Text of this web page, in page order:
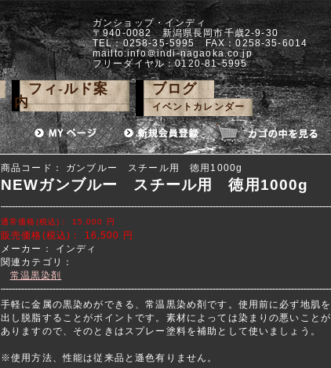
ガンショップ・インディ
〒940-0082 新潟県長岡市千歳2-9-30
TEL：0258-35-5995 FAX：0258-35-6014
mailto:info＠indi-nagaoka.co.jp
フリーダイヤル：0120-81-5995
フィ-ルド案
内
ブログ
イベントカレンダー
商品コード： ガンブルー スチール用 徳用1000g
NEWガンブルー スチール用 徳用1000g
通常価格(税込)： 15,000 円
販売価格(税込)： 16,500 円
メーカー：
インディ
関連カテゴリ：
常温黒染剤
手軽に金属の黒染めができる、常温黒染め剤です。使用前に必ず地肌を
出し脱脂することがポイントです。素材によっては染まりの悪いことが
ありますので、そのときはスプレー塗料を補助として使いましょう。
※使用方法、性能は従来品と遜色有りません。